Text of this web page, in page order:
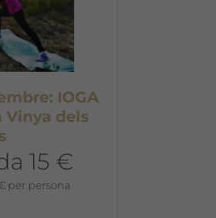
IOGA
Vinya dels
15 €
per persona